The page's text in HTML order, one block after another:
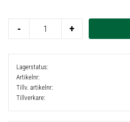
+
-
Lagerstatus
Artikelnr
Tillv. artikelnr
Tillverkare